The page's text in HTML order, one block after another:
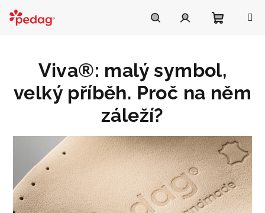
obsah
Viva®: malý symbol,
velký příběh. Proč na něm
záleží?
Asistent Pedag